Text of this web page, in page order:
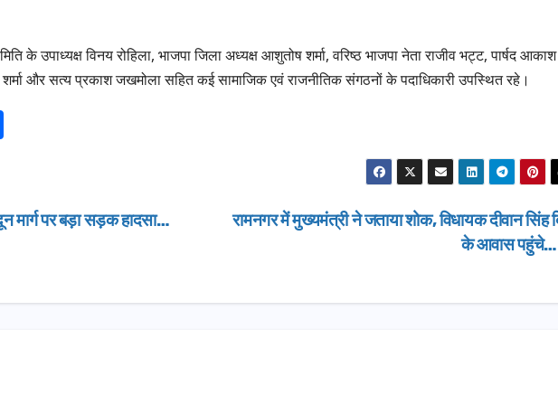
के उपाध्यक्ष विनय रोहिला, भाजपा जिला अध्यक्ष आशुतोष शर्मा, वरिष्ठ भाजपा नेता राजीव भट्ट, पार्षद आकाश
और सत्य प्रकाश जखमोला सहित कई सामाजिक एवं राजनीतिक संगठनों के पदाधिकारी उपस्थित रहे।
e
रामनगर में मुख्यमंत्री ने जताया शोक, विधायक दीवान सिंह
के आवास पहुंचे…
मार्ग पर बड़ा सड़क हादसा…